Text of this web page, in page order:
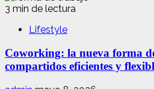
3 min de lectura
Lifestyle
Coworking: la nueva forma
compartidos eficientes y